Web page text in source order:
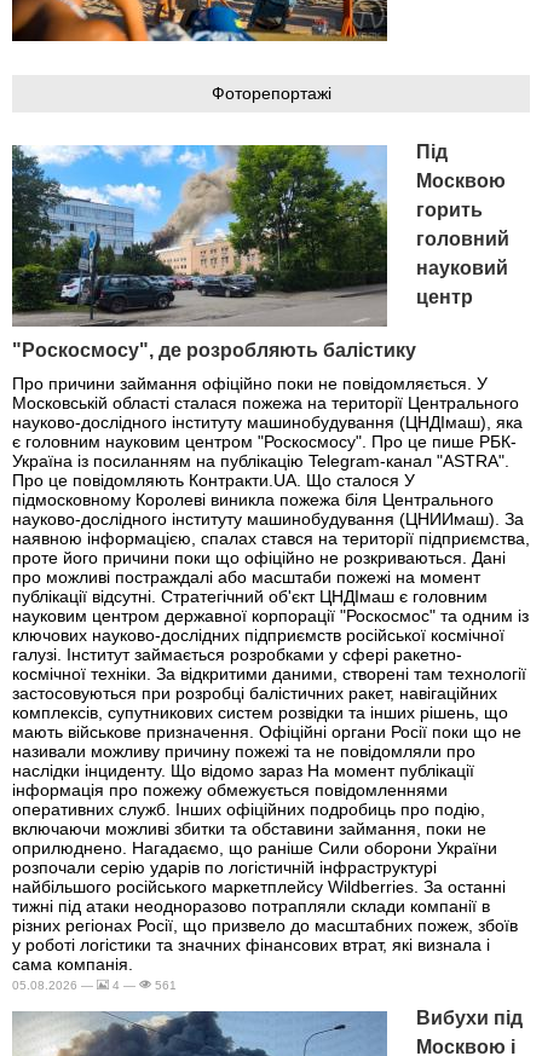
Фоторепортажі
Під
Москвою
горить
головний
науковий
центр
"Роскосмосу", де розробляють балістику
Про причини займання офіційно поки не повідомляється. У
Московській області сталася пожежа на території Центрального
науково-дослідного інституту машинобудування (ЦНДІмаш), яка
є головним науковим центром "Роскосмосу". Про це пише РБК-
Україна із посиланням на публікацію Telegram-канал "ASTRA".
Про це повідомляють Контракти.UA. Що сталося У
підмосковному Королеві виникла пожежа біля Центрального
науково-дослідного інституту машинобудування (ЦНИИмаш). За
наявною інформацією, спалах стався на території підприємства,
проте його причини поки що офіційно не розкриваються. Дані
про можливі постраждалі або масштаби пожежі на момент
публікації відсутні. Стратегічний об'єкт ЦНДІмаш є головним
науковим центром державної корпорації "Роскосмос" та одним із
ключових науково-дослідних підприємств російської космічної
галузі. Інститут займається розробками у сфері ракетно-
космічної техніки. За відкритими даними, створені там технології
застосовуються при розробці балістичних ракет, навігаційних
комплексів, супутникових систем розвідки та інших рішень, що
мають військове призначення. Офіційні органи Росії поки що не
називали можливу причину пожежі та не повідомляли про
наслідки інциденту. Що відомо зараз На момент публікації
інформація про пожежу обмежується повідомленнями
оперативних служб. Інших офіційних подробиць про подію,
включаючи можливі збитки та обставини займання, поки не
оприлюднено. Нагадаємо, що раніше Сили оборони України
розпочали серію ударів по логістичній інфраструктурі
найбільшого російського маркетплейсу Wildberries. За останні
тижні під атаки неодноразово потрапляли склади компанії в
різних регіонах Росії, що призвело до масштабних пожеж, збоїв
у роботі логістики та значних фінансових втрат, які визнала і
сама компанія.
05.08.2026 — 4 — 561
Вибухи під
Москвою і